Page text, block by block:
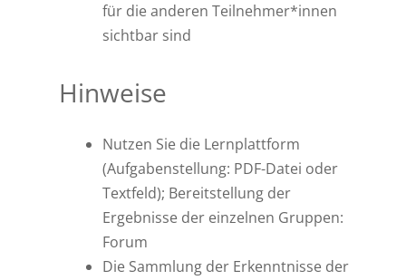
für die anderen Teilnehmer*innen
sichtbar sind
Hinweise
Nutzen Sie die Lernplattform
(Aufgabenstellung: PDF-Datei oder
Textfeld); Bereitstellung der
Ergebnisse der einzelnen Gruppen:
Forum
Die Sammlung der Erkenntnisse der